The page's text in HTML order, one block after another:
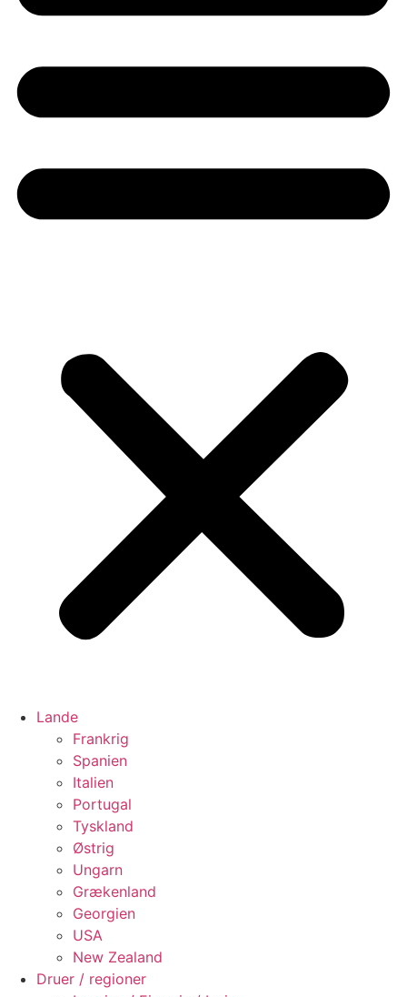
Lande
Frankrig
Spanien
Italien
Portugal
Tyskland
Østrig
Ungarn
Grækenland
Georgien
USA
New Zealand
Druer / regioner